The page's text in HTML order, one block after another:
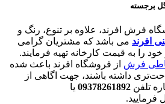
فرش افرند، علاوه بر تنوع، رنگ و
افرند می باشد که مشتریان گرامی
را به قیمت کارخانه تهیه فرمایند.
فرش از فروشگاه افرند باعث شده
داشته باشند، جهت اگاهی از
تلفن 09378261892 یا